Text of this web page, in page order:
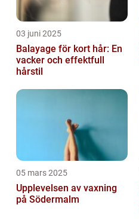
03 juni 2025
Balayage för kort hår: En
vacker och effektfull
hårstil
05 mars 2025
Upplevelsen av vaxning
på Södermalm